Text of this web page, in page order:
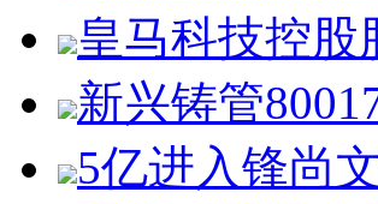
皇马科技控股
新兴铸管
5亿进入锋尚